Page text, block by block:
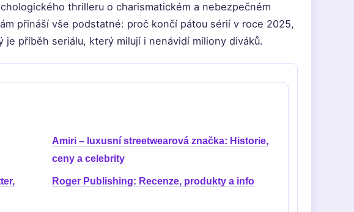
thrilleru o charismatickém a nebezpečném
přináší vše podstatné: proč končí pátou sérií v roce 2025,
je příběh seriálu, který milují i nenávidí miliony diváků.
Amiri – luxusní streetwearová značka: Historie,
ceny a celebrity
Roger Publishing: Recenze, produkty a info